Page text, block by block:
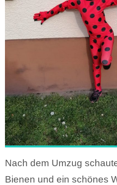
Nach dem Umzug
Bienen und ein schönes